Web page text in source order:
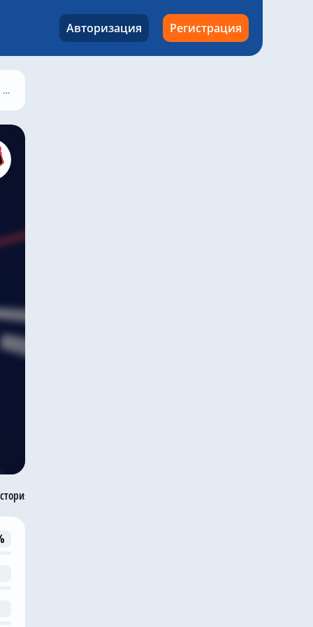
Авторизация Регистрация
Крылья Советов – Ростов, 26 июля 2024
встреч